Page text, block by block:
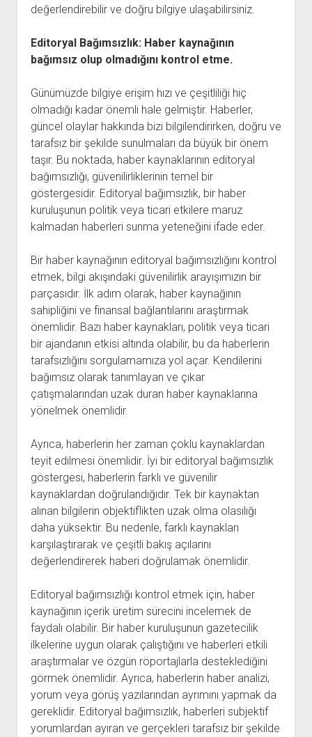
değerlendirebilir ve doğru bilgiye ulaşabilirsiniz.
Editoryal Bağımsızlık: Haber kaynağının
bağımsız olup olmadığını kontrol etme.
Günümüzde bilgiye erişim hızı ve çeşitliliği hiç
olmadığı kadar önemli hale gelmiştir. Haberler,
güncel olaylar hakkında bizi bilgilendirirken, doğru ve
tarafsız bir şekilde sunulmaları da büyük bir önem
taşır. Bu noktada, haber kaynaklarının editoryal
bağımsızlığı, güvenilirliklerinin temel bir
göstergesidir. Editoryal bağımsızlık, bir haber
kuruluşunun politik veya ticari etkilere maruz
kalmadan haberleri sunma yeteneğini ifade eder.
Bir haber kaynağının editoryal bağımsızlığını kontrol
etmek, bilgi akışındaki güvenilirlik arayışımızın bir
parçasıdır. İlk adım olarak, haber kaynağının
sahipliğini ve finansal bağlantılarını araştırmak
önemlidir. Bazı haber kaynakları, politik veya ticari
bir ajandanın etkisi altında olabilir, bu da haberlerin
tarafsızlığını sorgulamamıza yol açar. Kendilerini
bağımsız olarak tanımlayan ve çıkar
çatışmalarından uzak duran haber kaynaklarına
yönelmek önemlidir.
Ayrıca, haberlerin her zaman çoklu kaynaklardan
teyit edilmesi önemlidir. İyi bir editoryal bağımsızlık
göstergesi, haberlerin farklı ve güvenilir
kaynaklardan doğrulandığıdır. Tek bir kaynaktan
alınan bilgilerin objektiflikten uzak olma olasılığı
daha yüksektir. Bu nedenle, farklı kaynakları
karşılaştırarak ve çeşitli bakış açılarını
değerlendirerek haberi doğrulamak önemlidir.
Editoryal bağımsızlığı kontrol etmek için, haber
kaynağının içerik üretim sürecini incelemek de
faydalı olabilir. Bir haber kuruluşunun gazetecilik
ilkelerine uygun olarak çalıştığını ve haberleri etkili
araştırmalar ve özgün röportajlarla desteklediğini
görmek önemlidir. Ayrıca, haberlerin haber analizi,
yorum veya görüş yazılarından ayrımını yapmak da
gereklidir. Editoryal bağımsızlık, haberleri subjektif
yorumlardan ayıran ve gerçekleri tarafsız bir şekilde